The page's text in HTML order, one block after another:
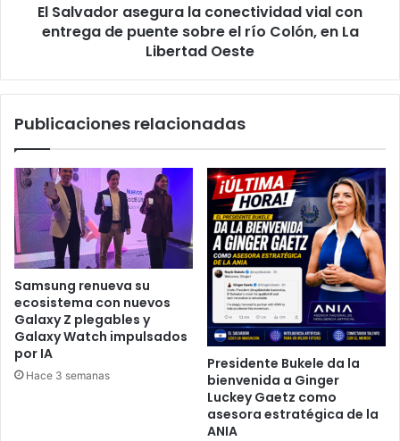
puente
sobre
Colón,
La
El Salvador asegura la conectividad vial con
entrega de puente sobre el río Colón, en La
Libertad Oeste
Publicaciones relacionadas
Samsung renueva su
ecosistema con nuevos
Galaxy Z plegables y
Galaxy Watch impulsados
por IA
Hace 3 semanas
Presidente Bukele da la
bienvenida a Ginger
Luckey Gaetz como
asesora estratégica de la
ANIA